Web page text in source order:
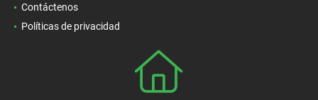
Contáctenos
Políticas de privacidad